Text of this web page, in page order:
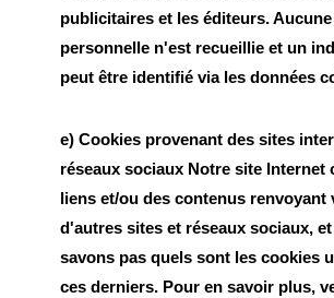
publicitaires et les éditeurs.
personnelle n'est recueillie et un
peut être identifié via les données
e) Cookies provenant des sites
réseaux sociaux Notre site Internet
liens et/ou des contenus renvoyant
d'autres sites et réseaux sociaux,
savons pas quels sont les cookies
ces derniers. Pour en savoir plus,